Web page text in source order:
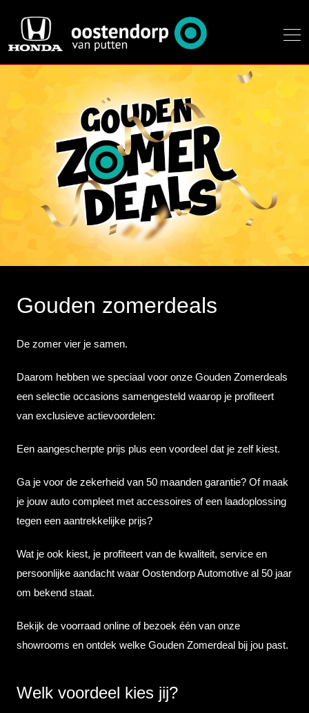
Gouden zomerdeals
De zomer vier je samen.
Daarom hebben we speciaal voor onze Gouden Zomerdeals
een selectie occasions samengesteld waarop je profiteert
van exclusieve actievoordelen:
Een aangescherpte prijs plus een voordeel dat je zelf kiest.
Ga je voor de zekerheid van 50 maanden garantie? Of maak
je jouw auto compleet met accessoires of een laadoplossing
tegen een aantrekkelijke prijs?
Wat je ook kiest, je profiteert van de kwaliteit, service en
persoonlijke aandacht waar Oostendorp Automotive al 50 jaar
om bekend staat.
Bekijk de voorraad online of bezoek één van onze
showrooms en ontdek welke Gouden Zomerdeal bij jou past.
Welk voordeel kies jij?